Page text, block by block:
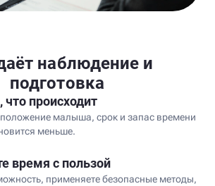
наблюдение и
подготовка
происходит
положение малыша, срок и запас времени
меньше.
время с пользой
применяете безопасные методы,